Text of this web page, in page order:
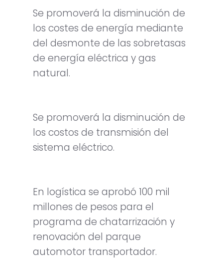
Se promoverá la disminución de
los costes de energía mediante
del desmonte de las sobretasas
de energía eléctrica y gas
natural.
Se promoverá la disminución de
los costos de transmisión del
sistema eléctrico.
En logística se aprobó 100 mil
millones de pesos para el
programa de chatarrización y
renovación del parque
automotor transportador.